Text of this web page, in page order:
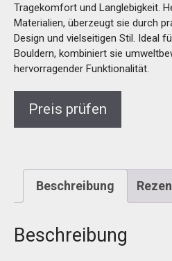
Tragekomfort und Langlebigkeit.
Materialien, überzeugt sie durch
Design und vielseitigen Stil. Ideal
Bouldern, kombiniert sie
hervorragender Funktionalität.
Preis prüfen
Beschreibung
Beschreibung